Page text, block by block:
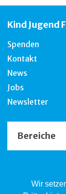
Wir
Kind Jugend
Spenden
Kontakt
News
Jobs
Newsletter
Bereiche